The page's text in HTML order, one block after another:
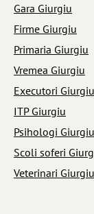
Gara Giurgiu
Firme Giurgiu
Primaria Giurgiu
Vremea Giurgiu
Executori Giurgiu
ITP Giurgiu
Psihologi Giurgiu
Scoli soferi
Veterinari Giurgiu